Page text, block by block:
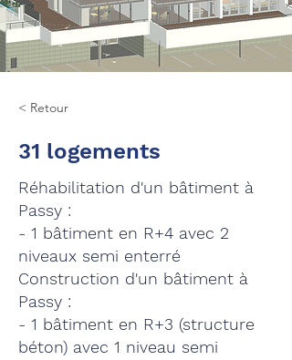
< Retour
31 logements
Réhabilitation d'un bâtiment à
Passy :
- 1 bâtiment en R+4 avec 2
niveaux semi enterré
Construction d'un bâtiment à
Passy :
- 1 bâtiment en R+3 (structure
béton) avec 1 niveau semi